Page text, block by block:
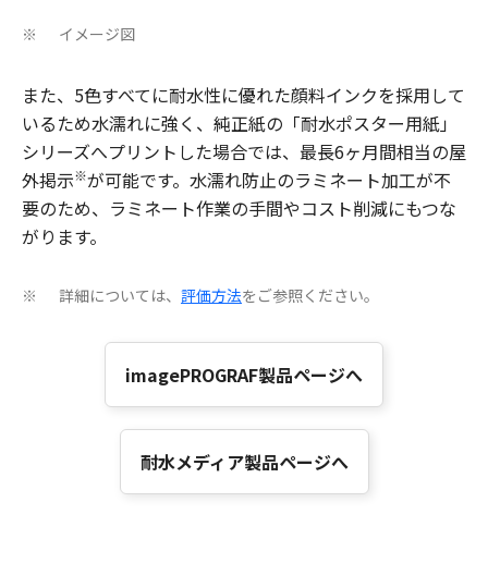
※ イメージ図
また、5色すべてに耐水性に優れた顔料インクを採用して
いるため水濡れに強く、純正紙の「耐水ポスター用紙」
シリーズへプリントした場合では、最長6ヶ月間相当の屋
外掲示※が可能です。水濡れ防止のラミネート加工が不
要のため、ラミネート作業の手間やコスト削減にもつな
がります。
※ 詳細については、 評価方法をご参照ください。
imagePROGRAF製品ページへ
耐水メディア製品ページへ